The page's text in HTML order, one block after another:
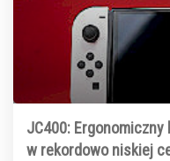
JC400:
w rekordowo niskiej